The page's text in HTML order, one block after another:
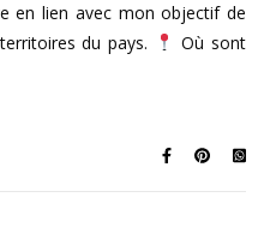
en lien avec mon objectif de
du pays.
Où sont